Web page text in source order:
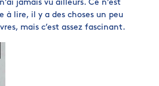
jamais vu ailleurs. Ce n’est
à lire, il y a des choses un peu
mais c’est assez fascinant.